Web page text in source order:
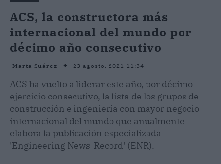
ACS, la constructora más
internacional del mundo por
décimo año consecutivo
Marta Suárez 23 agosto, 2021 11:34
ACS ha vuelto a liderar este año, por décimo
ejercicio consecutivo, la lista de los grupos de
construcción e ingeniería con mayor negocio
internacional del mundo que anualmente
elabora la publicación especializada
'Engineering News-Record' (ENR).